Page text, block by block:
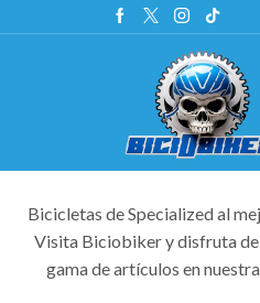
Bicicletas de Specialized al
Visita Biciobiker y disfruta de
gama de artículos en